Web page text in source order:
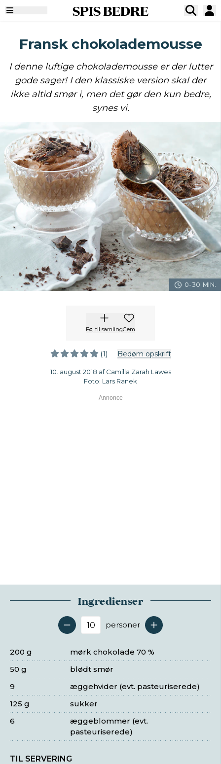
SPIS BEDRE
Fransk chokolademousse
I denne luftige chokolademousse er der lutter
gode sager! I den klassiske version skal der
ikke altid smør i, men det gør den kun bedre,
synes vi.
0-30 MIN.
Føj til samlingGem
(1) Bedøm opskrift
10. august 2018 af Camilla Zarah Lawes
Foto: Lars Ranek
Ingredienser
Antal serveringer
personer
mørk chokolade 70 %
200 g
blødt smør
50 g
æggehvider (evt. pasteuriserede)
9
sukker
125 g
æggeblommer (evt.
pasteuriserede)
6
TIL SERVERING